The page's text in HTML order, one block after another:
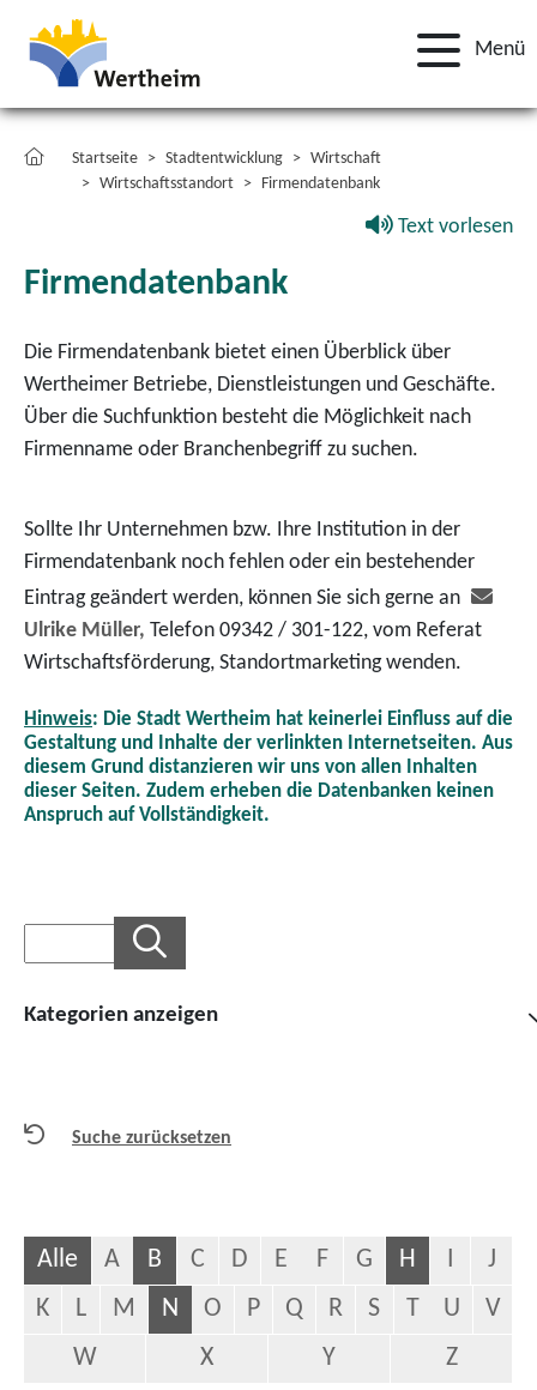
Menü
Startseite Stadtentwicklung
Wirtschaft
Wirtschaftsstandort
Firmendatenbank
Text vorlesen
Firmendatenbank
Die Firmendatenbank bietet einen Überblick über
Wertheimer Betriebe, Dienstleistungen und Geschäfte.
Über die Suchfunktion besteht die Möglichkeit nach
Firmenname oder Branchenbegriff zu suchen.
Sollte Ihr Unternehmen bzw. Ihre Institution in der
Firmendatenbank noch fehlen oder ein bestehender
Eintrag geändert werden, können Sie sich gerne an
Ulrike Müller, Telefon 09342 / 301-122, vom Referat
Wirtschaftsförderung, Standortmarketing wenden.
Hinweis: Die Stadt Wertheim hat keinerlei Einfluss auf die
Gestaltung und Inhalte der verlinkten Internetseiten. Aus
diesem Grund distanzieren wir uns von allen Inhalten
dieser Seiten. Zudem erheben die Datenbanken keinen
Anspruch auf Vollständigkeit.
Kategorien anzeigen
Suche zurücksetzen
Alle A B C D E F G H
J
K
L M N O P Q R S T U
V
W
X Y Z